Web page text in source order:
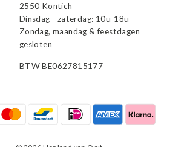
2550 Kontich
Dinsdag - zaterdag: 10u-18u
Zondag, maandag & feestdagen
gesloten
BTW BE0627815177